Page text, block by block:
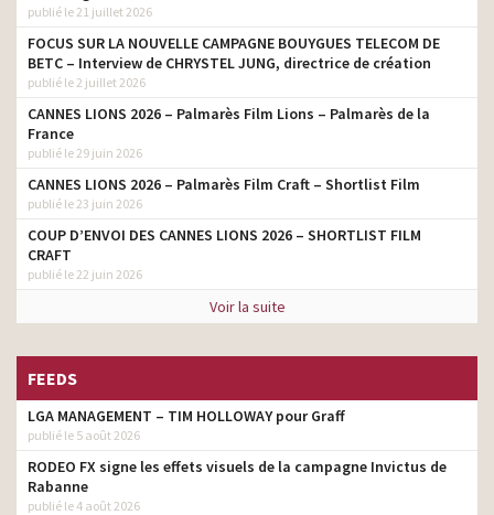
publié le 21 juillet 2026
FOCUS SUR LA NOUVELLE CAMPAGNE BOUYGUES TELECOM DE
BETC – Interview de CHRYSTEL JUNG, directrice de création
publié le 2 juillet 2026
CANNES LIONS 2026 – Palmarès Film Lions – Palmarès de la
France
publié le 29 juin 2026
CANNES LIONS 2026 – Palmarès Film Craft – Shortlist Film
publié le 23 juin 2026
COUP D’ENVOI DES CANNES LIONS 2026 – SHORTLIST FILM
CRAFT
publié le 22 juin 2026
Voir la suite
FEEDS
LGA MANAGEMENT – TIM HOLLOWAY pour Graff
publié le 5 août 2026
RODEO FX signe les effets visuels de la campagne Invictus de
Rabanne
publié le 4 août 2026